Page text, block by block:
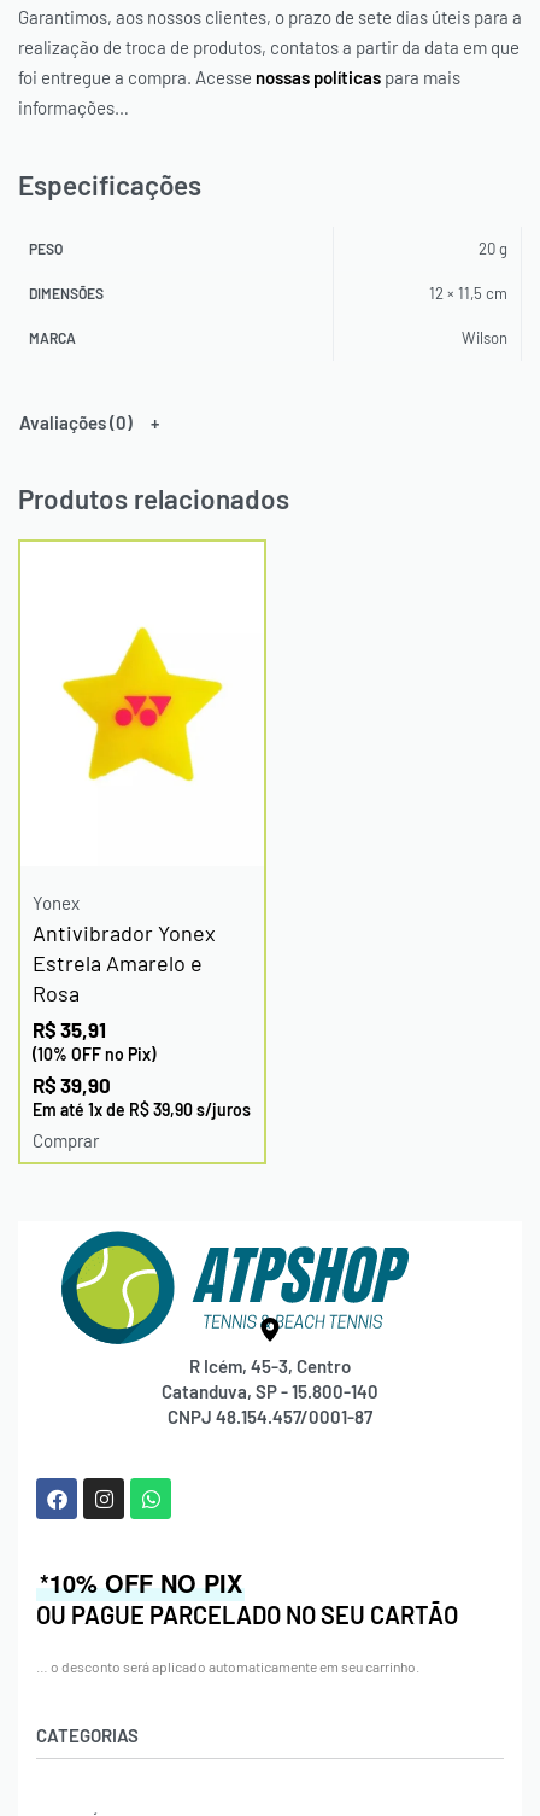
Garantimos, aos nossos clientes, o prazo de sete dias úteis para a
realização de troca de produtos, contatos a partir da data em que
foi entregue a compra. Acesse nossas políticas para mais
informações…
Especificações
PESO 20 g
DIMENSÕES 12 × 11,5 cm
MARCA Wilson
Avaliações (0)
Produtos relacionados
Yonex
Antivibrador Yonex
Estrela Amarelo e
Rosa
R$ 35,91
(10% OFF no Pix)
R$ 39,90
Em até 1x de R$39,90s/juros
Comprar
R Icém, 45-3, Centro
Catanduva, SP - 15.800-140
CNPJ 48.154.457/0001-87
CATEGORIAS
*10% OFF NO PIX
OU PAGUE PARCELADO NO SEU CARTÃO
… o desconto será aplicado automaticamente em seu carrinho.